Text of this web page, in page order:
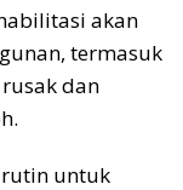
akan
termasuk
dan
untuk